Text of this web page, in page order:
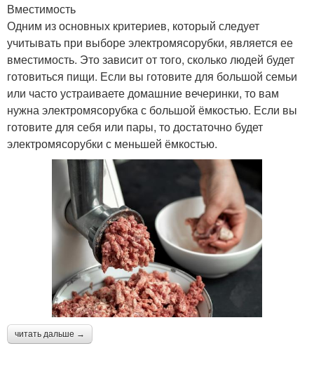
Вместимость
Одним из основных критериев, который следует
учитывать при выборе электромясорубки, является ее
вместимость. Это зависит от того, сколько людей будет
готовиться пищи. Если вы готовите для большой семьи
или часто устраиваете домашние вечеринки, то вам
нужна электромясорубка с большой ёмкостью. Если вы
готовите для себя или пары, то достаточно будет
электромясорубки с меньшей ёмкостью.
читать дальше →